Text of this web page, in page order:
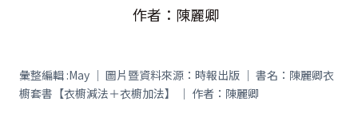
作者：陳麗卿
彙整編輯 :May ｜ 圖片暨資料來源：時報出版 ｜ 書名：陳麗卿衣
櫥套書【衣櫥減法＋衣櫥加法】 ｜ 作者：陳麗卿